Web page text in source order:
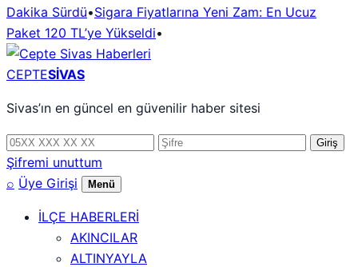
Dakika Sürdü•Sigara Fiyatlarına Yeni Zam: En Ucuz
Paket 120 TL’ye Yükseldi•
CEPTESİVAS
Sivas’ın en güncel en güvenilir haber sitesi
Telefon
numarası
Şifre Giriş
Şifremi unuttum
⌕ Üye Girişi Menü
İLÇE HABERLERİ
AKINCILAR
ALTINYAYLA